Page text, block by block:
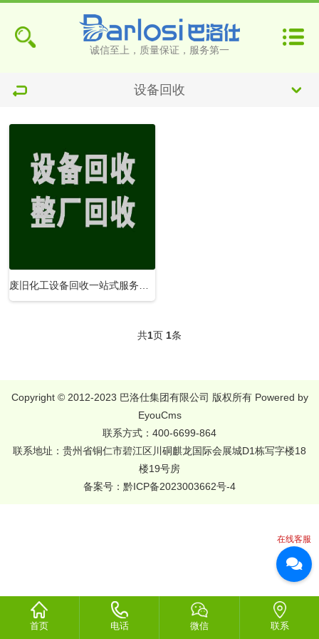
诚信至上，质量保证，服务第一
设备回收
废旧化工设备回收一站式服务解决方案
共1页 1条
Copyright © 2012-2023 巴洛仕集团有限公司 版权所有Powered by
EyouCms
联系方式：400-6699-864
联系地址：贵州省铜仁市碧江区川硐麒龙国际会展城D1栋写字楼18
楼19号房
备案号： 黔ICP备2023003662号-4
首页 电话 微信 联系
在线客服